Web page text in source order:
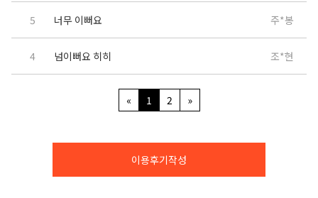
5 너무 이뻐요 주*봉
4 넘이뻐요 히히 조*현
« 1 2 »
이용후기작성